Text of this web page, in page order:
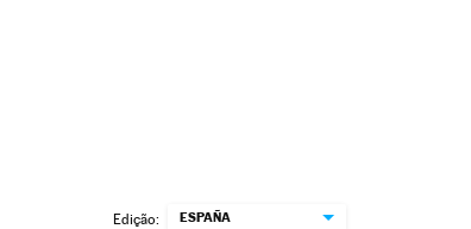
Edição: ESPAÑA